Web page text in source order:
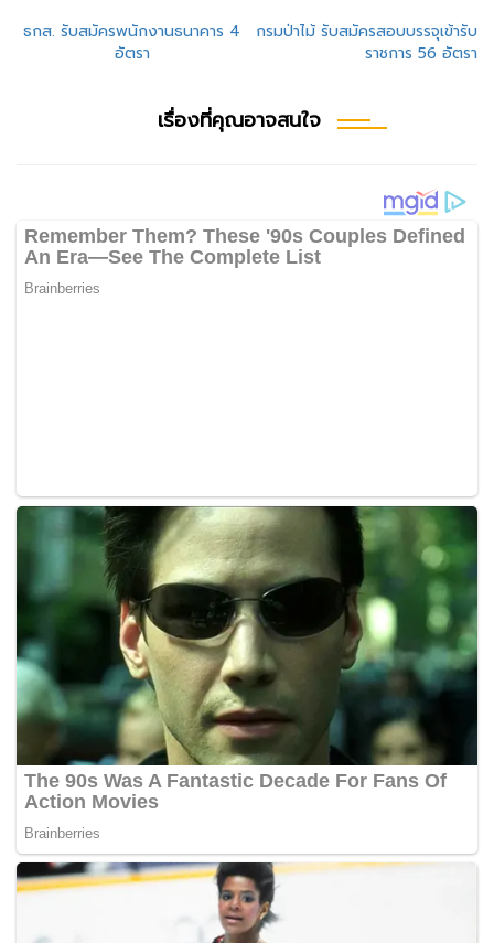
แนะแนว
ธกส. รับสมัครพนักงานธนาคาร 4
อัตรา
กรมป่าไม้ รับสมัครสอบบรรจุเข้ารับ
ราชการ 56 อัตรา
เรื่องที่คุณอาจสนใจ